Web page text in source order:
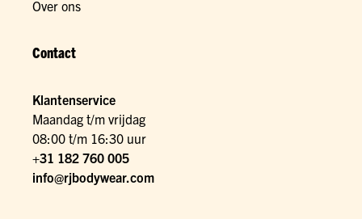
Over ons
Contact
Klantenservice
Maandag t/m vrijdag
08:00 t/m 16:30 uur
+31 182 760 005
info@rjbodywear.com